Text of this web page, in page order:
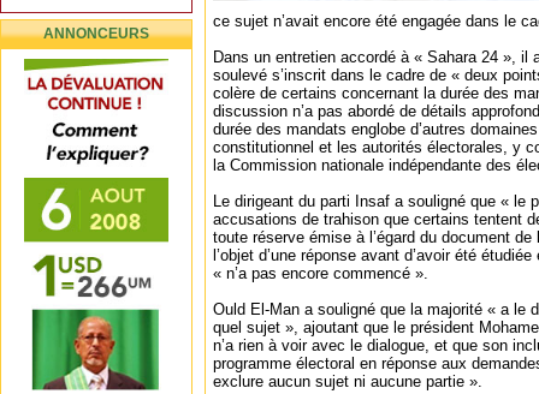
ANNONCEURS
ce sujet n’avait encore été engagée dans le
Dans un entretien accordé à « Sahara 24 », il
soulevé s’inscrit dans le cadre de « deux
colère de certains concernant la durée des
discussion n’a pas abordé de détails
durée des mandats englobe d’autres
constitutionnel et les autorités électorales, y
la Commission nationale indépendante des
Le dirigeant du parti Insaf a souligné que « le
accusations de trahison que certains tentent
toute réserve émise à l’égard du document de
l’objet d’une réponse avant d’avoir été
« n’a pas encore commencé ».
Ould El-Man a souligné que la majorité « a le
quel sujet », ajoutant que le président
n’a rien à voir avec le dialogue, et que son
programme électoral en réponse aux
exclure aucun sujet ni aucune partie ».